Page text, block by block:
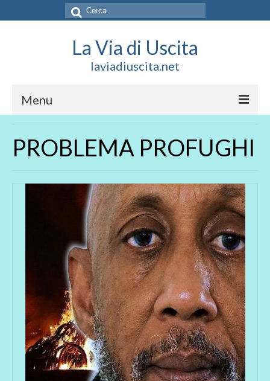
Cerca:
La Via di Uscita
laviadiuscita.net
Menu
CHI SIAMO
SOCIAL
PROBLEMA PROFUGHI